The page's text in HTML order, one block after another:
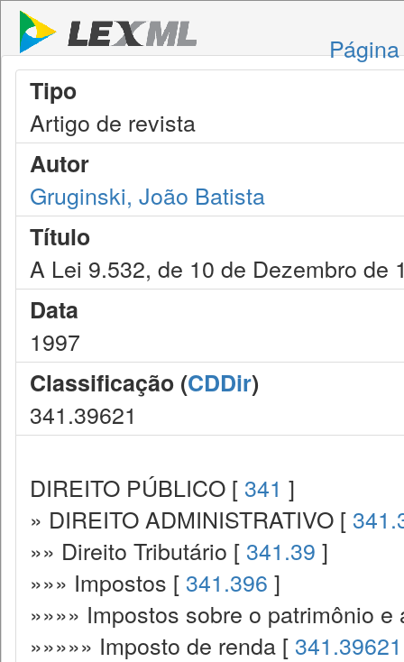
Tipo
Artigo de revista
Autor
Gruginski, João Batista
Título
A Lei 9.532, de 10 de Dezembro de
Data
1997
Classificação (CDDir)
341.39621
DIREITO PÚBLICO [ 341 ]
» DIREITO ADMINISTRATIVO [
»» Direito Tributário [ 341.39 ]
»»» Impostos [ 341.396 ]
»»»» Impostos sobre o patrimônio
»»»»» Imposto de renda [ 341.39621